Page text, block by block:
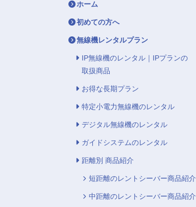
ホーム
初めての方へ
無線機レンタルプラン
IP無線機のレンタル｜IPプランの
取扱商品
お得な長期プラン
特定小電力無線機のレンタル
デジタル無線機のレンタル
ガイドシステムのレンタル
距離別 商品紹介
短距離のレントシーバー商品紹介
中距離のレントシーバー商品紹介